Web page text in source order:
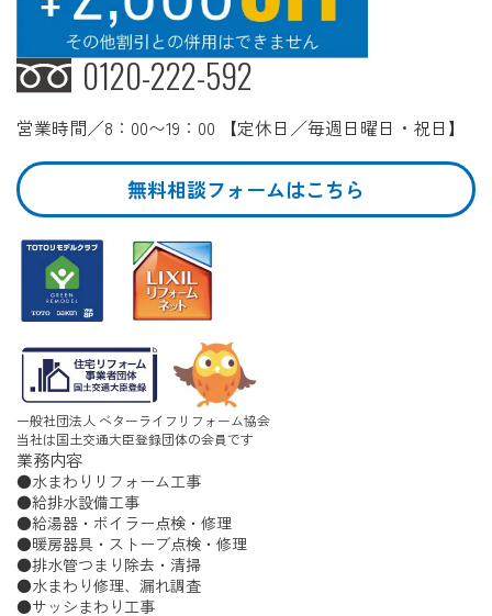
0120-222-592
営業時間／8：00〜19：00 【定休日／毎週日曜日・祝日】
無料相談フォームはこちら
一般社団法人 ベターライフリフォーム協会
当社は国土交通大臣登録団体の会員です
業務内容
水まわりリフォーム工事
給排水設備工事
給湯器・ボイラー点検・修理
暖房器具・ストーブ点検・修理
排水管つまり除去・清掃
水まわり修理、漏れ調査
サッシまわり工事